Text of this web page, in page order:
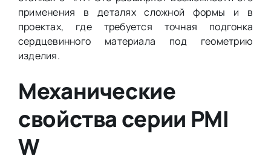
применения в деталях сложной формы и в
проектах, где требуется точная подгонка
сердцевинного материала под геометрию
изделия.
Механические
свойства серии PMI
W